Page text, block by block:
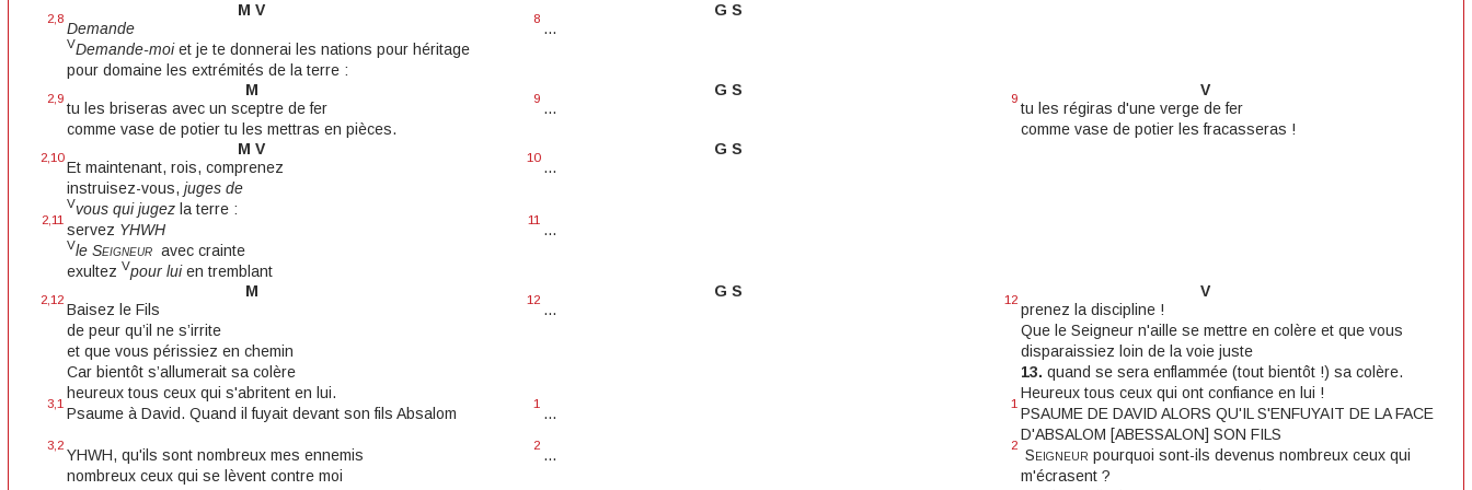
M V G S
2,8
Demande
VDemande-moiet je te donnerai les nations pour héritage
pour domaine les extrémités de la terre :
8
...
M G S V
2,9
tu les briseras avec un sceptre de fer
comme vase de potier tu les mettras en pièces.
9
...
9
tu les régiras d'une verge de fer
comme vase de potier les fracasseras !
M V
G S
2,10
Et maintenant, rois, comprenez
instruisez-vous, juges de
Vvous qui jugezla terre :
10
...
2,11
servez YHWH
Vle Seigneur avec crainte
exultez Vpour luien tremblant
11
...
M G S V
2,12
Baisez le Fils
de peur qu’il ne s’irrite
et que vous périssiez en chemin
Car bientôt s’allumerait sa colère
heureux tous ceux qui s'abritent en lui.
12
...
12
prenez la discipline !
Que le Seigneur n'aille se mettre en colère et que vous
disparaissiez loin de la voie juste
13. quand se sera enflammée (tout bientôt !) sa colère.
Heureux tous ceux qui ont confiance en lui !
3,1
Psaume à David. Quand il fuyait devant son fils Absalom
1
...
1
PSAUME DE DAVID ALORS QU'IL S'ENFUYAIT DE LA FACE
D'ABSALOM [ABESSALON] SON FILS
3,2
YHWH, qu'ils sont nombreux mes ennemis
nombreux ceux qui se lèvent contre moi
2
...
2
Seigneur pourquoi sont-ils devenus nombreux ceux qui
m'écrasent ?